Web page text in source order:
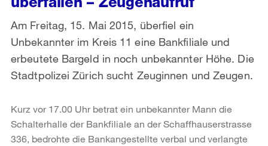
Am Freitag, 15. Mai 2015, überfiel ein
Unbekannter im Kreis 11 eine Bankfiliale und
erbeutete Bargeld in noch unbekannter Höhe. Die
Stadtpolizei Zürich sucht Zeuginnen und Zeugen.
Kurz vor 17.00 Uhr betrat ein unbekannter Mann die
Schalterhalle der Bankfiliale an der Schaffhauserstrasse
336, bedrohte die Bankangestellte verbal und verlangte